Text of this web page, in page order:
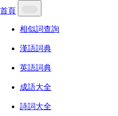
首頁
相似詞查詢
漢語詞典
英語詞典
成語大全
詩詞大全